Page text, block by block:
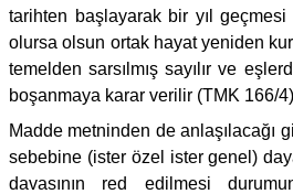
tarihten başlayarak bir yıl
olursa olsun ortak hayat yeniden
temelden sarsılmış sayılır ve
boşanmaya karar verilir (TMK 166/
Madde metninden de anlaşılacağı
sebebine (ister özel ister genel)
davasının red edilmesi